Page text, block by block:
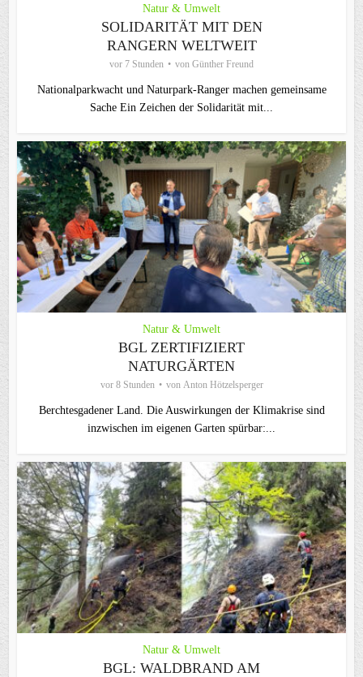
Natur & Umwelt
SOLIDARITÄT MIT DEN
RANGERN WELTWEIT
vor 7 Stunden von Günther Freund
Nationalparkwacht und Naturpark-Ranger machen gemeinsame
Sache Ein Zeichen der Solidarität mit...
Natur & Umwelt
BGL ZERTIFIZIERT
NATURGÄRTEN
vor 8 Stunden von Anton Hötzelsperger
Berchtesgadener Land. Die Auswirkungen der Klimakrise sind
inzwischen im eigenen Garten spürbar:...
Natur & Umwelt
BGL: WALDBRAND AM